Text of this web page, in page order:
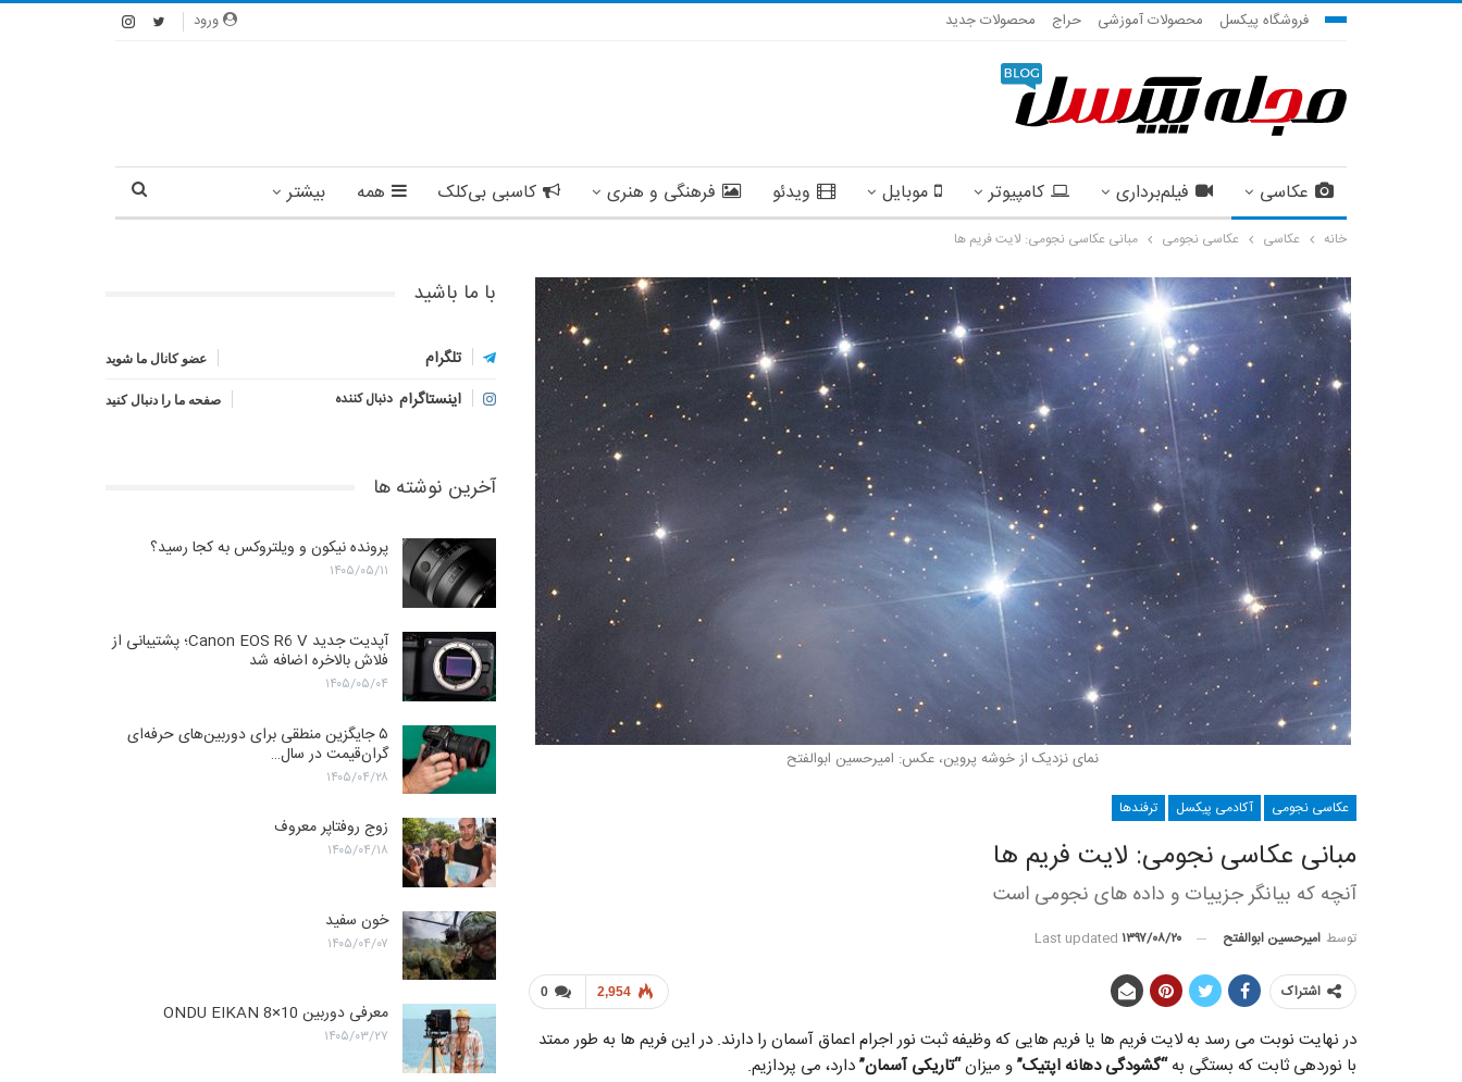
ورود فروشگاه پیکسل محصولات آموزشی حراج محصولات جدید
عکاسی فیلم‌برداری کامپیوتر موبایل ویدئو فرهنگی و هنری کاسبی بی‌کلک همه بیشتر
خانه عکاسی عکاسی نجومی مبانی عکاسی نجومی: لایت فریم ها
نمای نزدیک از خوشه پروین، عکس: امیرحسین ابوالفتح
عکاسی نجومی آکادمی پیکسل ترفندها
مبانی عکاسی نجومی: لایت فریم ها
آنچه که بیانگر جزییات و داده های نجومی است
توسط امیرحسین ابوالفتح Last updated ۱۳۹۷/۰۸/۲۰
0 2,954 اشتراک
در نهایت نوبت می رسد به لایت فریم ها یا فریم هایی که وظیفه ثبت نور اجرام اعماق آسمان را دارند. در این فریم ها به طور ممتد
با نوردهی ثابت که بستگی به“گشودگی دهانه اپتیک”و میزان“تاریکی آسمان”دارد، می پردازیم.
با ما باشید
تلگرام عضو کانال ما شوید
اینستاگرام دنبال کننده صفحه ما را دنبال کنید
آخرین نوشته ها
پرونده نیکون و ویلتروکس به کجا رسید؟
۱۴۰۵/۰۵/۱۱
آپدیت جدید Canon EOS R6 V؛ پشتیبانی از
فلاش بالاخره اضافه شد
۱۴۰۵/۰۵/۰۴
۵ جایگزین منطقی برای دوربین‌های حرفه‌ای
گران‌قیمت در سال…
۱۴۰۵/۰۴/۲۸
زوج روفتاپر معروف
۱۴۰۵/۰۴/۱۸
خون سفید
۱۴۰۵/۰۴/۰۷
معرفی دوربین ONDU EIKAN 8×10
۱۴۰۵/۰۳/۲۷